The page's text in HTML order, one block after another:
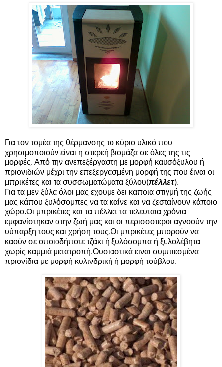
Για τον τομέα της θέρμανσης το κύριο υλικό που
χρησιμοποιούν είναι η στερεή βιομάζα σε όλες της τις
μορφές. Από την ανεπεξέργαστη με μορφή καυσόξυλου ή
πριονιδιών μέχρι την επεξεργασμένη μορφή της που έιναι οι
μπρικέτες και τα συσσωματώματα ξύλου(πέλλετ).
Για τα μεν ξύλα όλοι μας εχουμε δει καποια στιγμή της ζωής
μας κάπου ξυλόσομπες να τα καίνε και να ζεσταίνουν κάποιο
χώρο.Οι μπρικέτες και τα πέλλετ τα τελευταια χρόνια
εμφανίστηκαν στην ζωή μας και οι περισσοτεροι αγνοούν την
υύπαρξη τους και χρήση τους.Οι μπρικέτες μπορούν να
καούν σε οποιοδήποτε τζάκι ή ξυλόσομπα ή ξυλολέβητα
χωρίς καμμιά μετατροπή.Ουσιαστικά ειναι συμπιεσμένα
πριονίδια με μορφή κυλινδρική ή μορφή τούβλου.